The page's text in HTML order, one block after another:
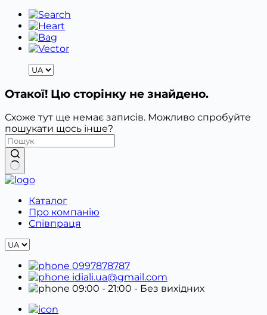
Отакої! Цю сторінку не знайдено.
Схоже тут ще немає записів. Можливо спробуйте
пошукати щось інше?
Немає
Каталог
Про компанію
Співпраця
0997878787
idiali.ua@gmail.com
09:00 - 21:00 - Без вихідних